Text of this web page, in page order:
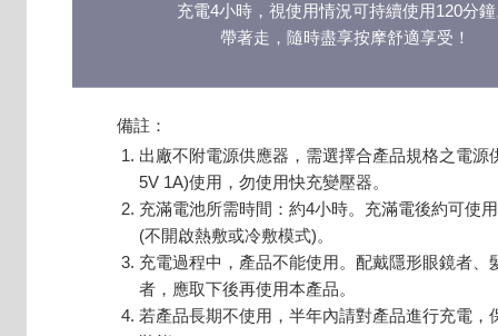
充電4小時，視使用情況可持續使用120分
帶著走，隨時盡享按摩舒適享受！
備註：
出廠不附電源供應器，需選擇合產品規格之電源
5V 1A)使用，勿使用快充變壓器。
充滿電池所需時間：約4小時。充滿電後約可使
(不開啟熱敷或冷敷模式)。
充電過程中，產品不能使用。配戴隱形眼鏡者、
者，應取下後再使用本產品。
若產品長期不使用，半年內請對產品進行充電，